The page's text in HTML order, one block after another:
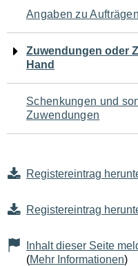
Angaben zu Aufträgen
Zuwendungen oder
Hand
Schenkungen und
Zuwendungen
Registereintrag
Registereintrag
Inhalt dieser Seite
(Mehr Informationen)